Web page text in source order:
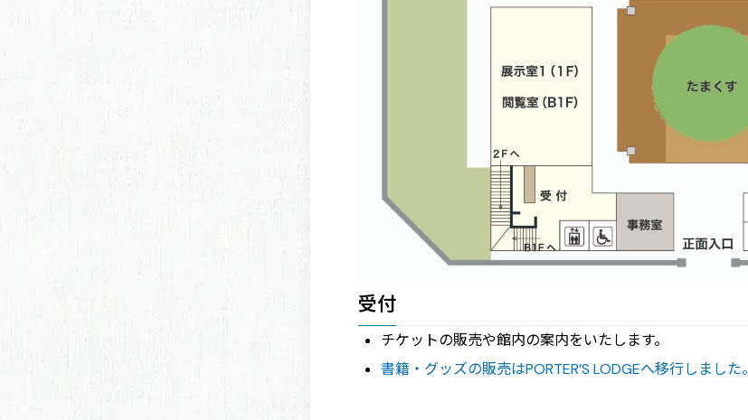
受付
チケットの販売や館内の案内をいたします。
書籍・グッズの販売はPORTER’S LODGEへ移行しました。